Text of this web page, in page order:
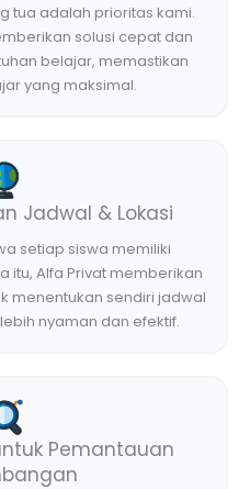
tua adalah prioritas kami.
solusi cepat dan
belajar, memastikan
yang maksimal.
Jadwal & Lokasi
setiap siswa memiliki
itu, Alfa Privat memberikan
menentukan sendiri jadwal
nyaman dan efektif.
Pemantauan